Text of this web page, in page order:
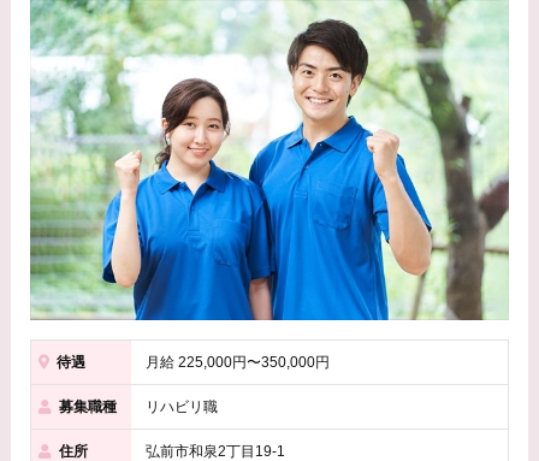
待遇 月給 225,000円〜350,000円
募集職種 リハビリ職
住所 弘前市和泉2丁目19-1